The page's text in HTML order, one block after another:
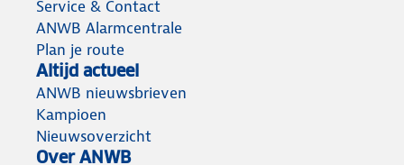
Service & Contact
ANWB Alarmcentrale
Plan je route
Altijd actueel
ANWB nieuwsbrieven
Kampioen
Nieuwsoverzicht
Over ANWB